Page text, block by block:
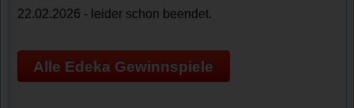
22.02.2026 - leider schon beendet.
Alle Edeka Gewinnspiele